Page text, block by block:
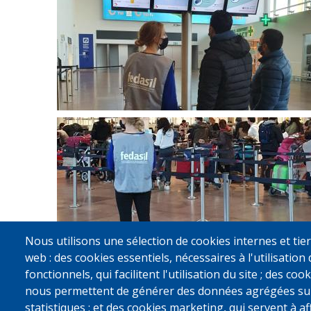
Pagination
Nous utilisons une sélection de cookies internes et
web : des cookies essentiels, nécessaires à l'utilisation
fonctionnels, qui facilitent l'utilisation du site ; des
nous permettent de générer des données agrégées
statistiques ; et des cookies marketing, qui servent à